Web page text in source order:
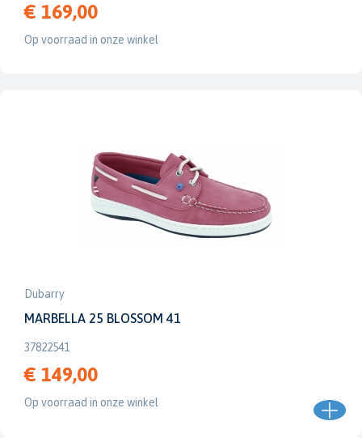
€ 169,00
Op voorraad in onze winkel
Dubarry
MARBELLA 25 BLOSSOM 41
37822541
€ 149,00
Op voorraad in onze winkel